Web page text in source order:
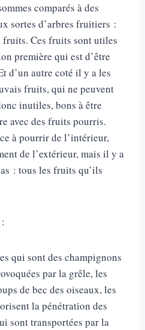
comparés à des
sortes d’arbres fruitiers :
Ces fruits sont utiles
première qui est d’être
d’un autre coté il y a les
fruits, qui ne peuvent
inutiles, bons à être
avec des fruits pourris.
à pourrir de l’intérieur,
de l’extérieur, mais il y a
: tous les fruits qu’ils
qui sont des champignons
par la grêle, les
de bec des oiseaux, les
la pénétration des
sont transportées par la